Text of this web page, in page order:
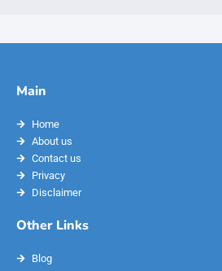
Main
Home
About us
Contact us
Privacy
Disclaimer
Other Links
Blog